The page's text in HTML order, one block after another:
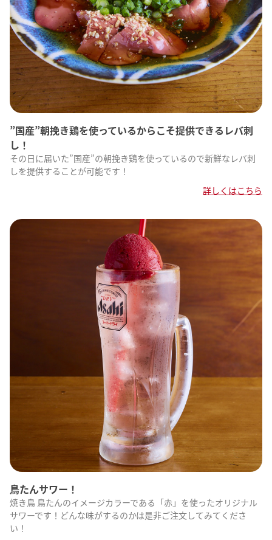
”国産”朝挽き鶏を使っているからこそ提供できるレバ刺
し！
その日に届いた”国産”の朝挽き鶏を使っているので新鮮なレバ刺
しを提供することが可能です！
詳しくはこちら
鳥たんサワー！
焼き鳥 鳥たんのイメージカラーである「赤」を使ったオリジナル
サワーです！どんな味がするのかは是非ご注文してみてくださ
い！